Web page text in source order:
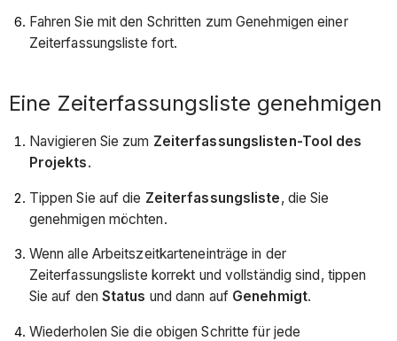
Fahren Sie mit den Schritten zum Genehmigen einer
Zeiterfassungsliste fort.
Eine Zeiterfassungsliste genehmigen
Navigieren Sie zum Zeiterfassungslisten-Tool des
Projekts.
Tippen Sie auf die Zeiterfassungsliste, die Sie
genehmigen möchten.
Wenn alle Arbeitszeitkarteneinträge in der
Zeiterfassungsliste korrekt und vollständig sind, tippen
Sie auf den Status und dann auf Genehmigt.
Wiederholen Sie die obigen Schritte für jede